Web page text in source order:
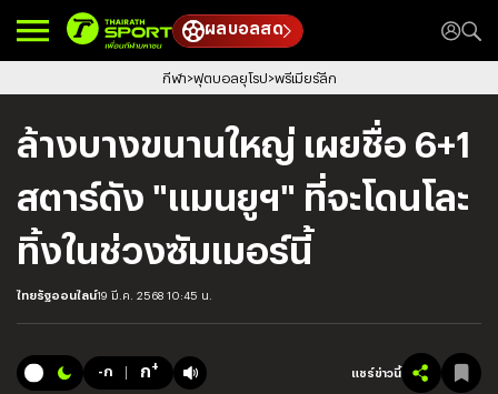
ผลบอลสด
กีฬา ฟุตบอลยุโรป พรีเมียร์ลีก
ล้างบางขนานใหญ่ เผยชื่อ 6+1
สตาร์ดัง "แมนยูฯ" ที่จะโดนโละ
ทิ้งในช่วงซัมเมอร์นี้
ไทยรัฐออนไลน์19 มี.ค. 2568 10:45 น.
-ก ก+ แชร์ข่าวนี้